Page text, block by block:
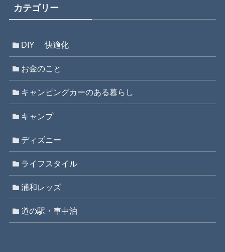
カテゴリー
DIY 快適化
お金のこと
キャンピングカーのある暮らし
キャンプ
ディズニー
ライフスタイル
浦和レッズ
道の駅・車中泊